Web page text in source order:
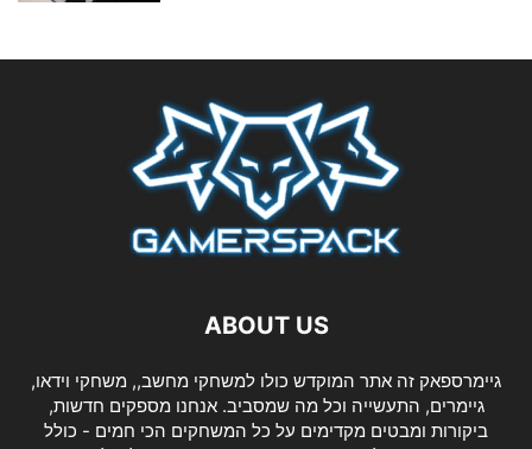
ABOUT US
גיימרספאק זה אתר המוקדש כולו למשחקי מחשב,, משחקי וידאו,
גיימרים, התעשייה וכל מה שמסביב. אנחנו מספקים חדשות,
ביקורות ומבטים מקדימים על כל המשחקים הכי חמים - כולל